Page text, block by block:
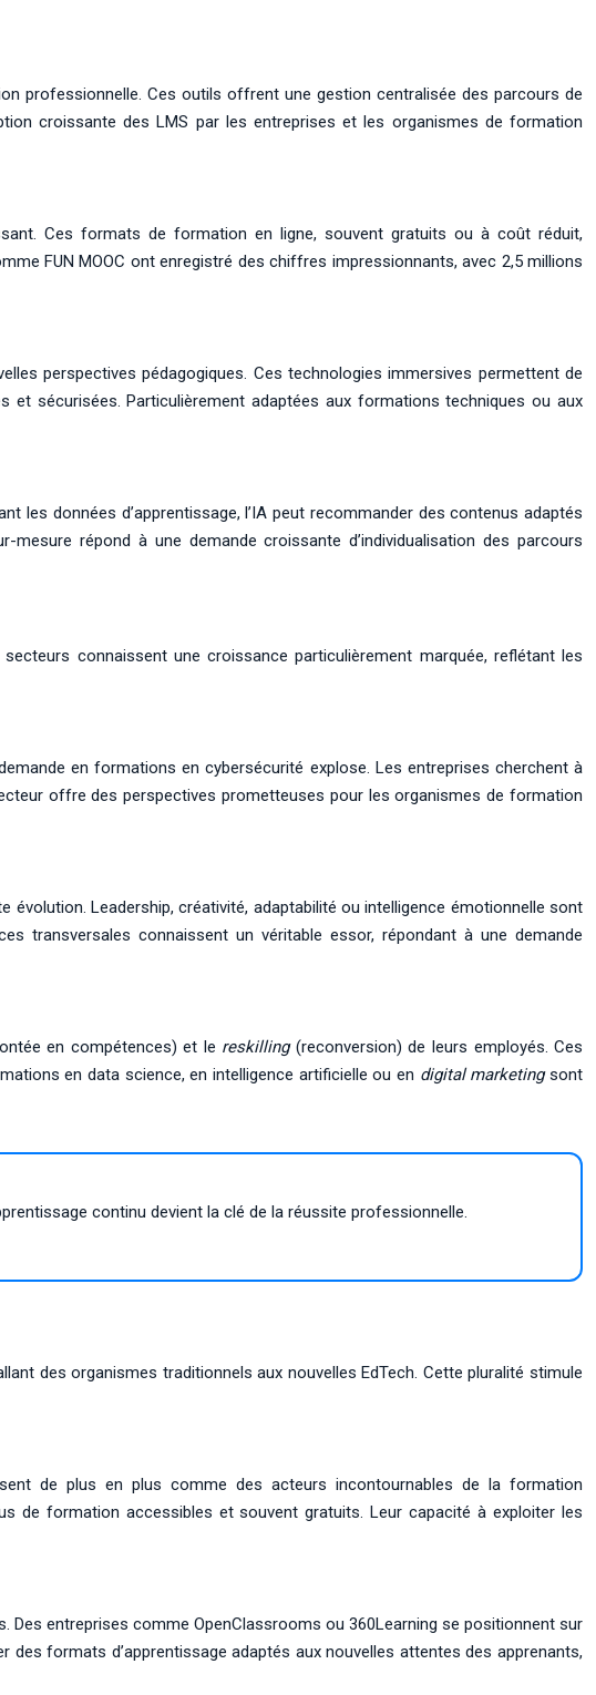
professionnelle. Ces outils offrent une gestion centralisée des parcours de
croissante des LMS par les entreprises et les organismes de formation
Ces formats de formation en ligne, souvent gratuits ou à coût réduit,
FUN MOOC ont enregistré des chiffres impressionnants, avec 2,5 millions
perspectives pédagogiques. Ces technologies immersives permettent de
et sécurisées. Particulièrement adaptées aux formations techniques ou aux
les données d’apprentissage, l’IA peut recommander des contenus adaptés
répond à une demande croissante d’individualisation des parcours
connaissent une croissance particulièrement marquée, reflétant les
en formations en cybersécurité explose. Les entreprises cherchent à
offre des perspectives prometteuses pour les organismes de formation
Leadership, créativité, adaptabilité ou intelligence émotionnelle sont
transversales connaissent un véritable essor, répondant à une demande
en compétences) et le reskilling (reconversion) de leurs employés. Ces
en data science, en intelligence artificielle ou en digital marketingsont
continu devient la clé de la réussite professionnelle.
des organismes traditionnels aux nouvelles EdTech. Cette pluralité stimule
de plus en plus comme des acteurs incontournables de la formation
de formation accessibles et souvent gratuits. Leur capacité à exploiter les
Des entreprises comme OpenClassrooms ou 360Learning se positionnent sur
formats d’apprentissage adaptés aux nouvelles attentes des apprenants,